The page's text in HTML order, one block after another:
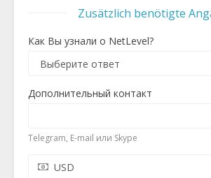
Zusätzlich benötigte
Как Вы узнали о NetLevel?
Дополнительный контакт
Telegram, E-mail или Skype